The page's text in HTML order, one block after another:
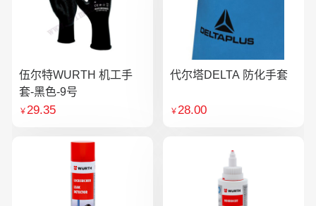
伍尔特WURTH 机工手
套-黑色-9号
￥29.35
代尔塔DELTA 防化手套
￥28.00